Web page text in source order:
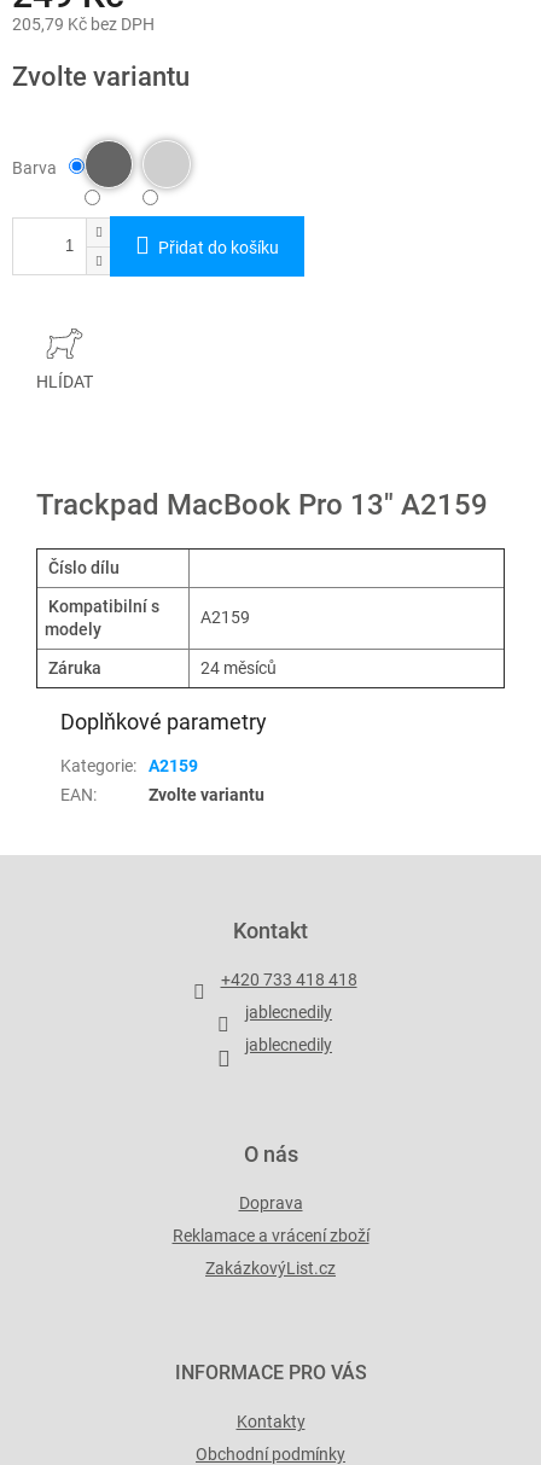
205,79 Kč bez DPH
cena:
Zvolte variantu
Barva
Přidat do košíku
HLÍDAT
Trackpad MacBook Pro 13" A2159
Číslo dílu
Kompatibilní s
modely
A2159
Záruka 24 měsíců
Doplňkové parametry
Kategorie:
A2159
EAN: Zvolte variantu
Kontakt
+420 733 418 418
jablecnedily
jablecnedily
O nás
Doprava
Reklamace a vrácení zboží
ZakázkovýList.cz
INFORMACE PRO VÁS
Kontakty
Obchodní podmínky